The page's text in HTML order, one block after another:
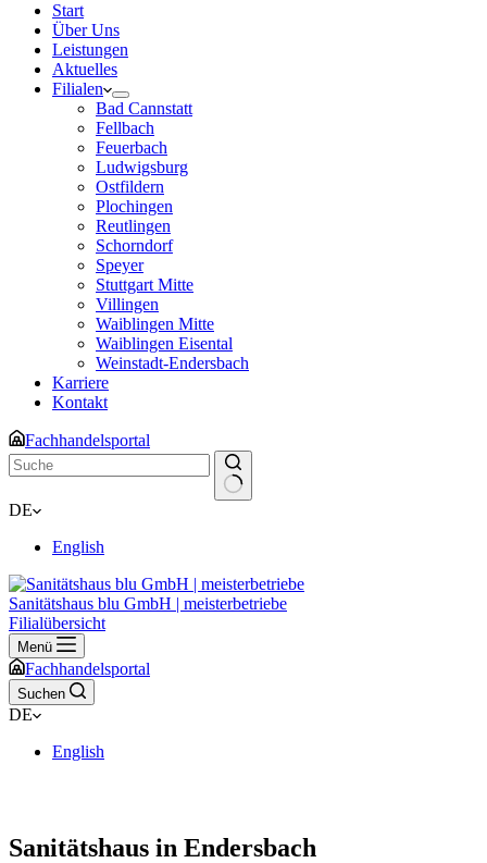
Start
Über Uns
Leistungen
Aktuelles
Filialen
Bad Cannstatt
Fellbach
Feuerbach
Ludwigsburg
Ostfildern
Plochingen
Reutlingen
Schorndorf
Speyer
Stuttgart Mitte
Villingen
Waiblingen Mitte
Waiblingen Eisental
Weinstadt-Endersbach
Karriere
Kontakt
Fachhandelsportal
Keine
DE
English
Sanitätshaus blu GmbH | meisterbetriebe
Filialübersicht
Menü
Fachhandelsportal
Suchen
DE
English
Sanitätshaus in Endersbach